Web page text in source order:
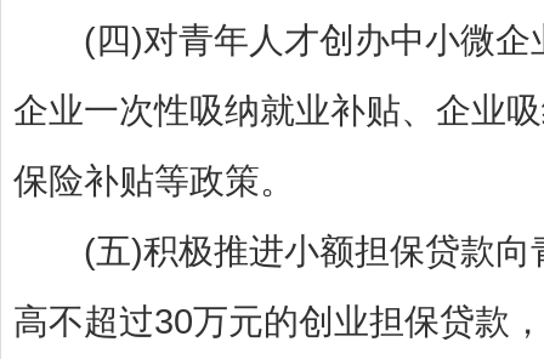
(四)对青年人才创办中小微企
企业一次性吸纳就业补贴、企业
保险补贴等政策。
(五)积极推进小额担保贷款向
高不超过30万元的创业担保贷款